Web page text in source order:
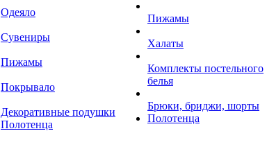
Одеяло
Сувениры
Пижамы
Покрывало
Декоративные подушки
Полотенца
Пижамы
Халаты
Комплекты постельного
белья
Брюки, бриджи, шорты
Полотенца